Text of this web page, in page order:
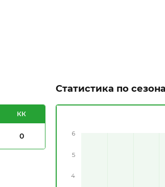
КК
0
Статистика по
4
5
6